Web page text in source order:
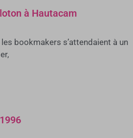
à Hautacam
bookmakers s’attendaient à un